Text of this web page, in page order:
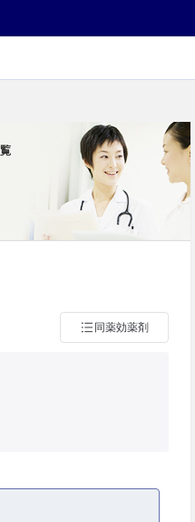
同薬効薬剤